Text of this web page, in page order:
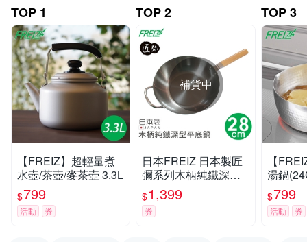
TOP 1
【FREIZ】超輕量煮
水壺/茶壺/麥茶壺 3.3L
$799
活動 券
TOP 2
補貨中
日本FREIZ 日本製匠
彌系列木柄純鐵深型
平底鍋28cm
$1,399
券
TOP 3
【
湯鍋
$799
活動 券